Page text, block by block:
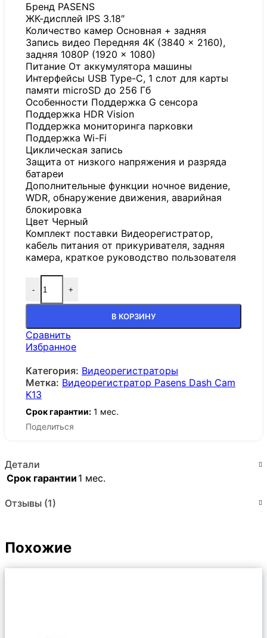
Бренд PASENS
ЖК-дисплей IPS 3.18″
Количество камер Основная + задняя
Запись видео Передняя 4K (3840 x 2160),
задняя 1080P (1920 x 1080)
Питание От аккумулятора машины
Интерфейсы USB Type-C, 1 слот для карты
памяти microSD до 256 Гб
Особенности Поддержка G сенсора
Поддержка HDR Vision
Поддержка мониторинга парковки
Поддержка Wi-Fi
Циклическая запись
Защита от низкого напряжения и разряда
батареи
Дополнительные функции ночное видение,
WDR, обнаружение движения, аварийная
блокировка
Цвет Черный
Комплект поставки Видеорегистратор,
кабель питания от прикуривателя, задняя
камера, краткое руководство пользователя
- +
В КОРЗИНУ
Сравнить
Избранное
Категория: Видеорегистраторы
Метка: Видеорегистратор Pasens Dash Cam
K13
Срок гарантии: 1 мес.
Поделиться
Детали
Срок гарантии 1 мес.
Отзывы (1)
Похожие